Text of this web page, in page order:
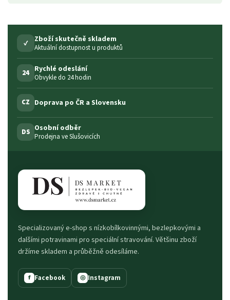
✓ Zboží skutečně skladem
Aktuální dostupnost u produktů
24 Rychlé odeslání
Obvykle do 24 hodin
CZ Doprava po ČR a Slovensku
DS Osobní odběr
Prodejna ve Slušovicích
Specializovaný e-shop s nízkobílkovinnými, bezlepkovými a
dalšími potravinami pro speciální stravování. Většinu zboží
držíme skladem a průběžně odesíláme.
f Facebook ◎ Instagram